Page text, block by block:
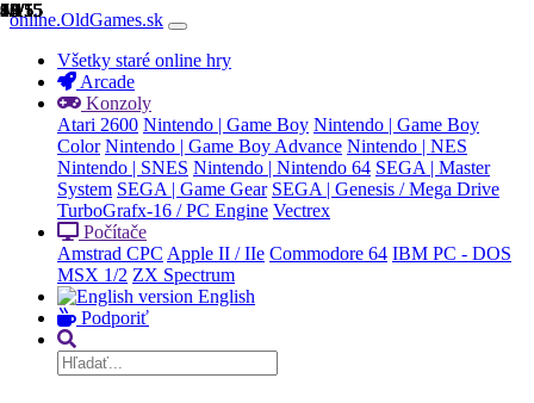
online.OldGames.sk
Všetky staré online hry
Arcade
Konzoly
Atari 2600 Nintendo | Game Boy Nintendo | Game Boy
Color Nintendo | Game Boy Advance Nintendo | NES
Nintendo | SNES Nintendo | Nintendo 64 SEGA | Master
System SEGA | Game Gear SEGA | Genesis / Mega Drive
TurboGrafx-16 / PC Engine Vectrex
Počítače
Amstrad CPC Apple II / IIe Commodore 64 IBM PC - DOS
MSX 1/2 ZX Spectrum
English
Podporiť
1/15
2/15
3/15
4/15
5/15
6/15
7/15
8/15
9/15
10/15
11/15
12/15
13/15
14/15
15/15